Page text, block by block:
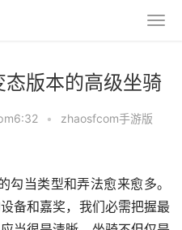
版本的高级坐骑
•
zhaosfcom手游版
勾当类型和弄法愈来愈多。
备和嘉奖，我们必需把握最